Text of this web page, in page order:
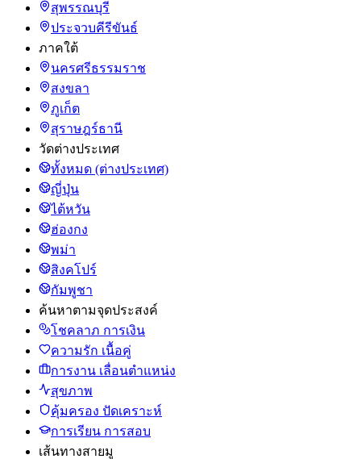
สุพรรณบุรี
ประจวบคีรีขันธ์
ภาคใต้
นครศรีธรรมราช
สงขลา
ภูเก็ต
สุราษฎร์ธานี
วัดต่างประเทศ
ทั้งหมด (ต่างประเทศ)
ญี่ปุ่น
ไต้หวัน
ฮ่องกง
พม่า
สิงคโปร์
กัมพูชา
ค้นหาตามจุดประสงค์
โชคลาภ การเงิน
ความรัก เนื้อคู่
การงาน เลื่อนตำแหน่ง
สุขภาพ
คุ้มครอง ปัดเคราะห์
การเรียน การสอบ
เส้นทางสายมู